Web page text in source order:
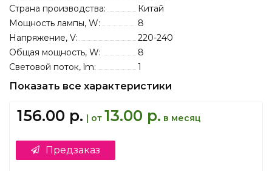
Страна производства:
Китай
Мощность лампы, W:
8
Напряжение, V:
220-240
Общая мощность, W:
8
Световой поток, lm:
1
Показать все характеристики
156.00 р. | от 13.00 р. в месяц
Предзаказ